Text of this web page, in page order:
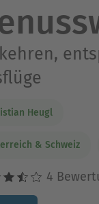
Heugl
& Schweiz
4